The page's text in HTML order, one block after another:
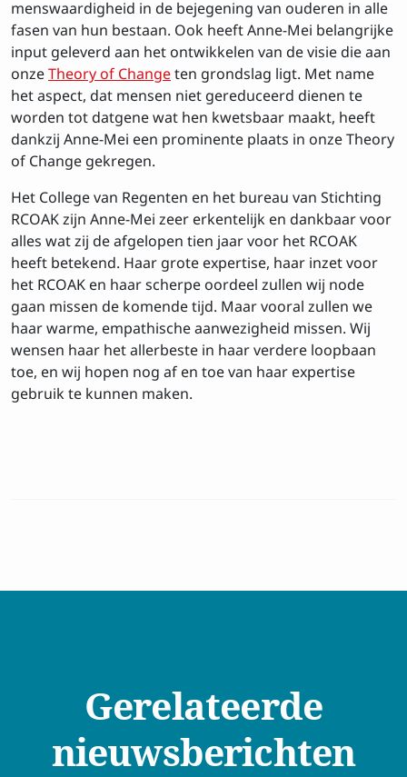
menswaardigheid in de bejegening van ouderen in alle
fasen van hun bestaan. Ook heeft Anne-Mei belangrijke
input geleverd aan het ontwikkelen van de visie die aan
onzeTheory of Changeten grondslag ligt. Met name
het aspect, dat mensen niet gereduceerd dienen te
worden tot datgene wat hen kwetsbaar maakt, heeft
dankzij Anne-Mei een prominente plaats in onze Theory
of Change gekregen.
Het College van Regenten en het bureau van Stichting
RCOAK zijn Anne-Mei zeer erkentelijk en dankbaar voor
alles wat zij de afgelopen tien jaar voor het RCOAK
heeft betekend. Haar grote expertise, haar inzet voor
het RCOAK en haar scherpe oordeel zullen wij node
gaan missen de komende tijd. Maar vooral zullen we
haar warme, empathische aanwezigheid missen. Wij
wensen haar het allerbeste in haar verdere loopbaan
toe, en wij hopen nog af en toe van haar expertise
gebruik te kunnen maken.
Gerelateerde
nieuwsberichten
Inschrijven op de
nieuwsbrief
Voornaam
Achtenaam
E-mailadres
PrivacyIk ga akkoord met de